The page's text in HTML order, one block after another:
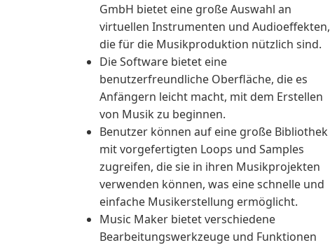
GmbH bietet eine große Auswahl an
virtuellen Instrumenten und Audioeffekten,
die für die Musikproduktion nützlich sind.
Die Software bietet eine
benutzerfreundliche Oberfläche, die es
Anfängern leicht macht, mit dem Erstellen
von Musik zu beginnen.
Benutzer können auf eine große Bibliothek
mit vorgefertigten Loops und Samples
zugreifen, die sie in ihren Musikprojekten
verwenden können, was eine schnelle und
einfache Musikerstellung ermöglicht.
Music Maker bietet verschiedene
Bearbeitungswerkzeuge und Funktionen